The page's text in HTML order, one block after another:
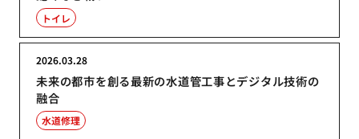
トイレ
未来の都市を創る最新の水道管工事とデジタル技術の
融合
2026.03.28
水道修理